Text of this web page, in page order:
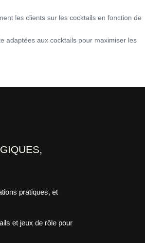
les clients sur les cocktails en fonction de
adaptées aux cocktails pour maximiser les
pratiques, et
et jeux de rôle pour